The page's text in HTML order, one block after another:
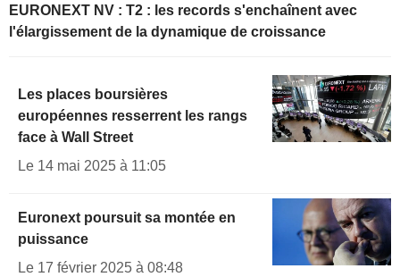
EURONEXT NV : T2 : les records s'enchaînent avec
l'élargissement de la dynamique de croissance
Les places boursières
européennes resserrent les rangs
face à Wall Street
Le 14 mai 2025 à 11:05
Euronext poursuit sa montée en
puissance
Le 17 février 2025 à 08:48